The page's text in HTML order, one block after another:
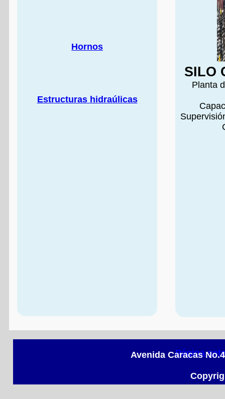
Hornos
Estructuras hidraúlicas
SILO
Planta
Página
Avenida Caracas